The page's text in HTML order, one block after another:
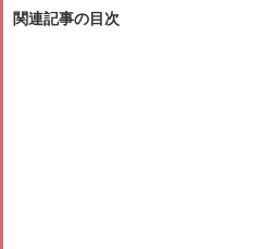
関連記事の目次